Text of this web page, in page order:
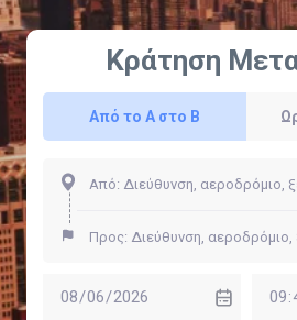
Κράτηση
Από το Α στο Β